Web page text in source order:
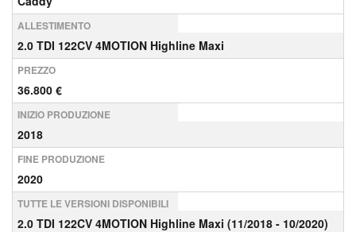
ALLESTIMENTO
2.0 TDI 122CV 4MOTION Highline Maxi
PREZZO
36.800 €
INIZIO PRODUZIONE
2018
FINE PRODUZIONE
2020
TUTTE LE VERSIONI DISPONIBILI
2.0 TDI 122CV 4MOTION Highline Maxi (11/2018 - 10/2020)